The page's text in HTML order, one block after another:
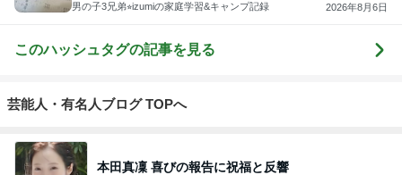
男の子3兄弟⭐︎izumiの家庭学習&キャンプ記録 2026年8月6日
このハッシュタグの記事を見る
芸能人・有名人ブログ TOPへ
本田真凜 喜びの報告に祝福と反響